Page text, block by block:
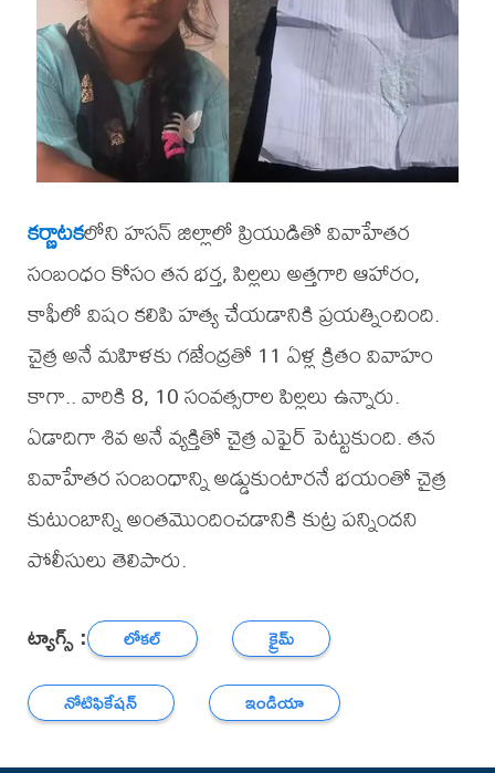
కర్ణాటకలోని హసన్ జిల్లాలో ప్రియుడితో వివాహేతర
సంబంధం కోసం తన భర్త, పిల్లలు అత్తగారి ఆహారం,
కాఫీలో విషం కలిపి హత్య చేయడానికి ప్రయత్నించింది.
చైత్ర అనే మహిళకు గజేంద్రతో 11 ఏళ్ల క్రితం వివాహం
కాగా.. వారికి 8, 10 సంవత్సరాల పిల్లలు ఉన్నారు.
ఏడాదిగా శివ అనే వ్యక్తితో చైత్ర ఎఫైర్ పెట్టుకుంది. తన
వివాహేతర సంబంధాన్ని అడ్డుకుంటారనే భయంతో చైత్ర
కుటుంబాన్ని అంతమొందించడానికి కుట్ర పన్నిందని
పోలీసులు తెలిపారు.
ట్యాగ్స్ : లోకల్
క్రైమ్
నోటిఫికేషన్
ఇండియా